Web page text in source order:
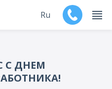
Ru
С ДНЕМ